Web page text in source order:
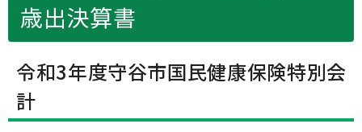
歳出決算書
令和3年度守谷市国民健康保険特別会
計